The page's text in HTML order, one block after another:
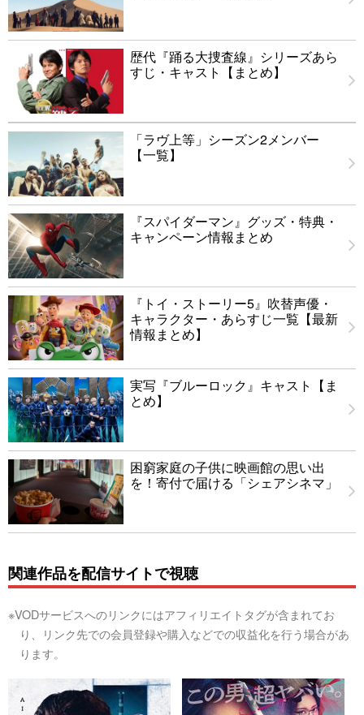
歴代『踊る大捜査線』シリーズあら
すじ・キャスト【まとめ】
「ラヴ上等」シーズン2メンバー
【一覧】
『スパイダーマン』グッズ・特典・
キャンペーン情報まとめ
『トイ・ストーリー5』吹替声優・
キャラクター・あらすじ一覧【最新
情報まとめ】
実写『ブルーロック』キャスト【ま
とめ】
困窮家庭の子供に映画館の思い出
を！寄付で届ける「シェアシネマ」
関連作品を配信サイトで視聴
※VODサービスへのリンクにはアフィリエイトタグが含まれてお
り、リンク先での会員登録や購入などでの収益化を行う場合があ
ります。